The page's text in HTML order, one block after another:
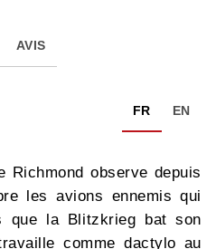
AVIS
FR EN
Richmond observe depuis
les avions ennemis qui
que la Blitzkrieg bat son
comme dactylo au